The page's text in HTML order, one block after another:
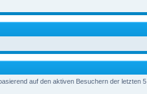
auf den aktiven Besuchern der letzten 5